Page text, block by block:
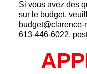
Si vous avez des
sur le budget,
613-446-6022,